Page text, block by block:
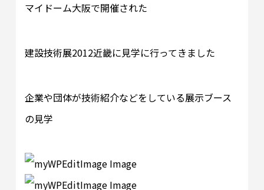
マイドーム大阪で開催された
建設技術展2012近畿に見学に行ってきました
企業や団体が技術紹介などをしている展示ブース
の見学